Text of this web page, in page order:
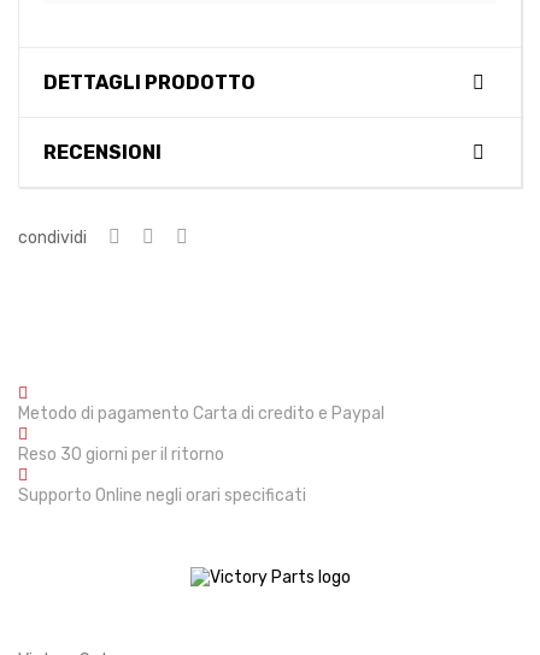
DETTAGLI PRODOTTO
RECENSIONI
condividi
Metodo di pagamento Carta di credito e Paypal
Reso 30 giorni per il ritorno
Supporto Online negli orari specificati